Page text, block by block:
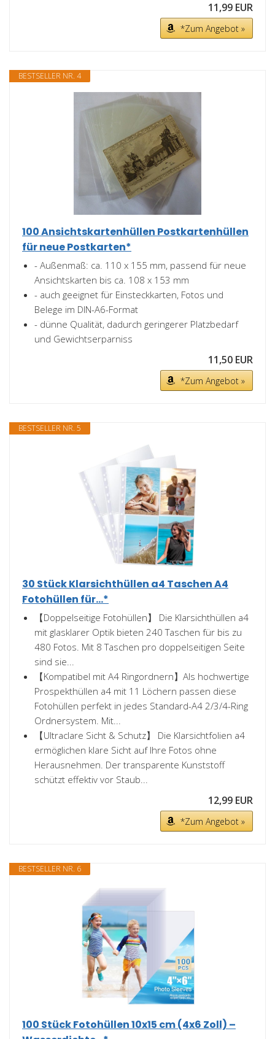
11,99 EUR
*Zum Angebot »
BESTSELLER NR. 4
100 Ansichtskartenhüllen Postkartenhüllen
für neue Postkarten*
- Außenmaß: ca. 110 x 155 mm, passend für neue
Ansichtskarten bis ca. 108 x 153 mm
- auch geeignet für Einsteckkarten, Fotos und
Belege im DIN-A6-Format
- dünne Qualität, dadurch geringerer Platzbedarf
und Gewichtserparniss
11,50 EUR
*Zum Angebot »
BESTSELLER NR. 5
30 Stück Klarsichthüllen a4 Taschen A4
Fotohüllen für...*
【Doppelseitige Fotohüllen】 Die Klarsichthüllen a4
mit glasklarer Optik bieten 240 Taschen für bis zu
480 Fotos. Mit 8 Taschen pro doppelseitigen Seite
sind sie...
【Kompatibel mit A4 Ringordnern】Als hochwertige
Prospekthüllen a4 mit 11 Löchern passen diese
Fotohüllen perfekt in jedes Standard-A4 2/3/4-Ring
Ordnersystem. Mit...
【Ultraclare Sicht & Schutz】 Die Klarsichtfolien a4
ermöglichen klare Sicht auf Ihre Fotos ohne
Herausnehmen. Der transparente Kunststoff
schützt effektiv vor Staub...
12,99 EUR
*Zum Angebot »
BESTSELLER NR. 6
100 Stück Fotohüllen 10x15 cm (4x6 Zoll) –